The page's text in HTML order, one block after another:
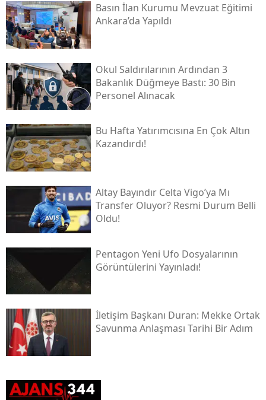
Basın İlan Kurumu Mevzuat Eğitimi
Ankara’da Yapıldı
Okul Saldırılarının Ardından 3
Bakanlık Düğmeye Bastı: 30 Bin
Personel Alınacak
Bu Hafta Yatırımcısına En Çok Altın
Kazandırdı!
Altay Bayındır Celta Vigo’ya Mı
Transfer Oluyor? Resmi Durum Belli
Oldu!
Pentagon Yeni Ufo Dosyalarının
Görüntülerini Yayınladı!
İletişim Başkanı Duran: Mekke Ortak
Savunma Anlaşması Tarihi Bir Adım